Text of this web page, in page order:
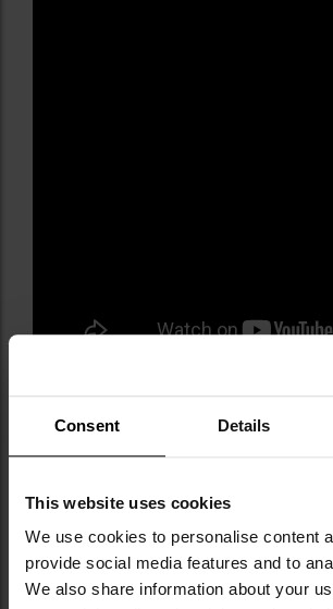
Consent Details
This website uses cookies
We use cookies to personalise content
provide social media features and to
We also share information about your
Інформація про виробника та